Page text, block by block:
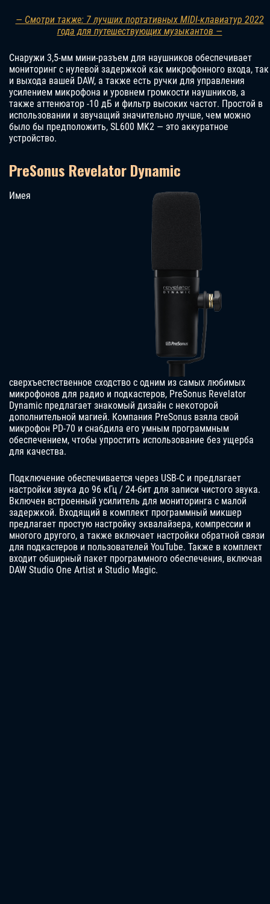
— Смотри также: 7 лучших портативных MIDI-клавиатур 2022
года для путешествующих музыкантов —
Снаружи 3,5-мм мини-разъем для наушников обеспечивает
мониторинг с нулевой задержкой как микрофонного входа, так
и выхода вашей DAW, а также есть ручки для управления
усилением микрофона и уровнем громкости наушников, а
также аттенюатор -10 дБ и фильтр высоких частот. Простой в
использовании и звучащий значительно лучше, чем можно
было бы предположить, SL600 MK2 — это аккуратное
устройство.
PreSonus Revelator Dynamic
Имея
сверхъестественное сходство с одним из самых любимых
микрофонов для радио и подкастеров, PreSonus Revelator
Dynamic предлагает знакомый дизайн с некоторой
дополнительной магией. Компания PreSonus взяла свой
микрофон PD-70 и снабдила его умным программным
обеспечением, чтобы упростить использование без ущерба
для качества.
Подключение обеспечивается через USB-C и предлагает
настройки звука до 96 кГц / 24-бит для записи чистого звука.
Включен встроенный усилитель для мониторинга с малой
задержкой. Входящий в комплект программный микшер
предлагает простую настройку эквалайзера, компрессии и
многого другого, а также включает настройки обратной связи
для подкастеров и пользователей YouTube. Также в комплект
входит обширный пакет программного обеспечения, включая
DAW Studio One Artist и Studio Magic.